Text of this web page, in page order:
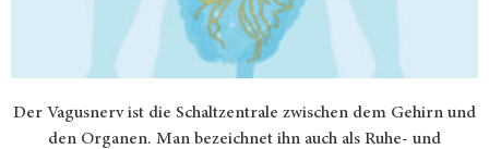
Der Vagusnerv ist die Schaltzentrale zwischen dem Gehirn und
den Organen. Man bezeichnet ihn auch als Ruhe- und